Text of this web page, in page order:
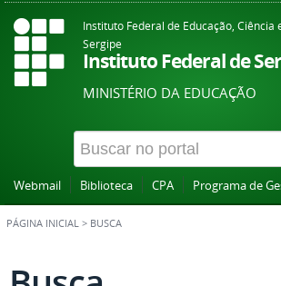
Instituto Federal de Educação, Ciência
Sergipe
Instituto Federal de
MINISTÉRIO DA EDUCAÇÃO
Webmail Biblioteca CPA Programa de
PÁGINA INICIAL > BUSCA